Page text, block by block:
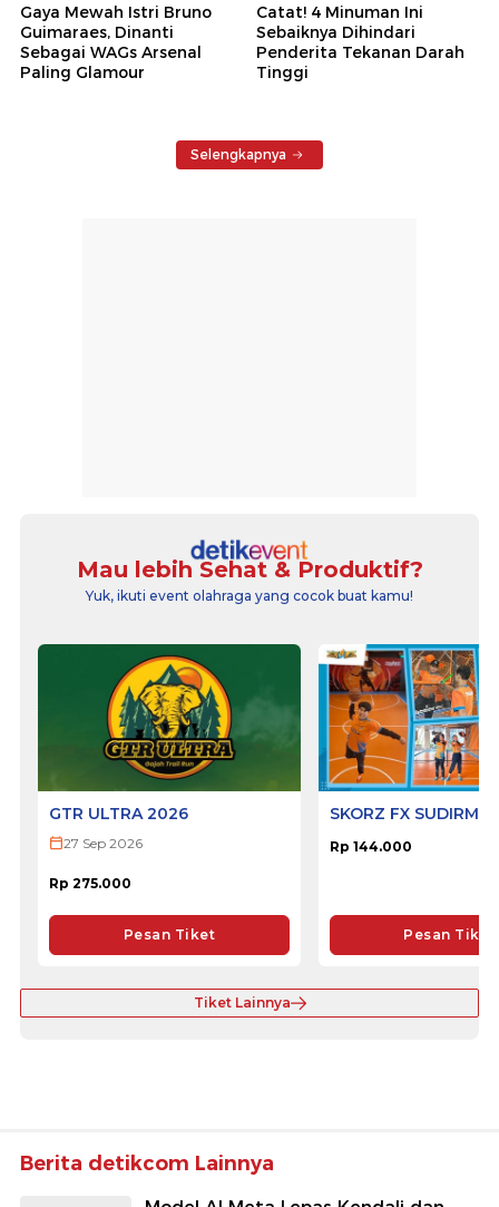
Gaya Mewah Istri Bruno
Guimaraes, Dinanti
Sebagai WAGs Arsenal
Paling Glamour
Catat! 4 Minuman Ini
Sebaiknya Dihindari
Penderita Tekanan Darah
Tinggi
Selengkapnya
Mau lebih Sehat & Produktif?
Yuk, ikuti event olahraga yang cocok buat kamu!
GTR ULTRA 2026
27 Sep 2026
Rp 275.000
Pesan Tiket
SKORZ FX
Rp 144.000
Pesan Tiket
Tiket Lainnya
Berita detikcom Lainnya